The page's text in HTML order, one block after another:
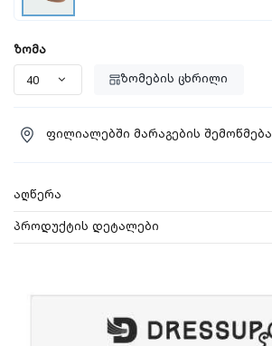
ზომა
ზომების ცხრილი
ფილიალებში მარაგების შემოწმება
აღწერა
პროდუქტის დეტალები